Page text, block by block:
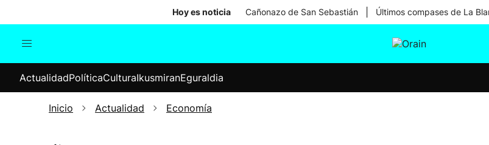
Hoy es noticia Cañonazo de San Sebastián Últimos compases de La
Internacional
Elecciones
ActualidadPolíticaCulturaIkusmiranEguraldia
Inicio Actualidad Economía